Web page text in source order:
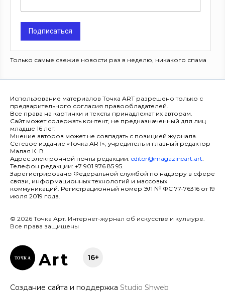
Подписаться
Только самые свежие новости раз в неделю, никакого спама
Использование материалов Точка ART разрешено только с
предварительного согласия правообладателей.
Все права на картинки и тексты принадлежат их авторам.
Сайт может содержать контент, не предназначенный для лиц
младше 16 лет.
Мнение авторов может не совпадать с позицией журнала.
Сетевое издание «Точка ART», учредитель и главный редактор
Малая К. В.
Адрес электронной почты редакции: editor@magazineart.art.
Телефон редакции: +7 901 976 85 95.
Зарегистрировано Федеральной службой по надзору в сфере
связи, информационных технологий и массовых
коммуникаций. Регистрационный номер ЭЛ № ФС 77-76316 от 19
июля 2019 года.
© 2026 Точка Арт. Интернет-журнал об искусстве и культуре.
Все права защищены
ТОЧК А Art 16+
Создание сайта и поддержка Studio Shweb